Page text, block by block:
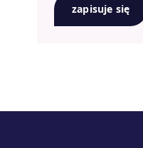
zapisuje się